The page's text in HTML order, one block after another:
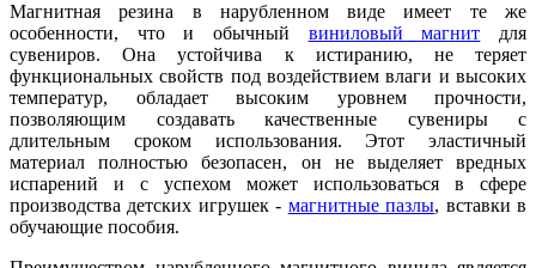
Магнитная резина в нарубленном виде имеет те же
особенности, что и обычный виниловый магнит для
сувениров. Она устойчива к истиранию, не теряет
функциональных свойств под воздействием влаги и высоких
температур, обладает высоким уровнем прочности,
позволяющим создавать качественные сувениры с
длительным сроком использования. Этот эластичный
материал полностью безопасен, он не выделяет вредных
испарений и с успехом может использоваться в сфере
производства детских игрушек - магнитные пазлы, вставки в
обучающие пособия.